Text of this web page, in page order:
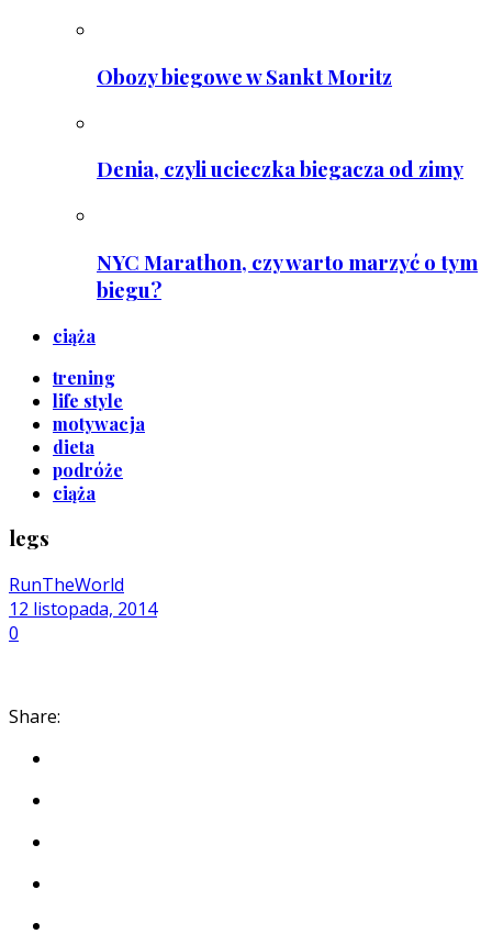
Obozy biegowe w Sankt Moritz
Denia, czyli ucieczka biegacza od zimy
NYC Marathon, czy warto marzyć o tym
biegu?
ciąża
trening
life style
motywacja
dieta
podróże
ciąża
legs
RunTheWorld
12 listopada, 2014
0
Share: